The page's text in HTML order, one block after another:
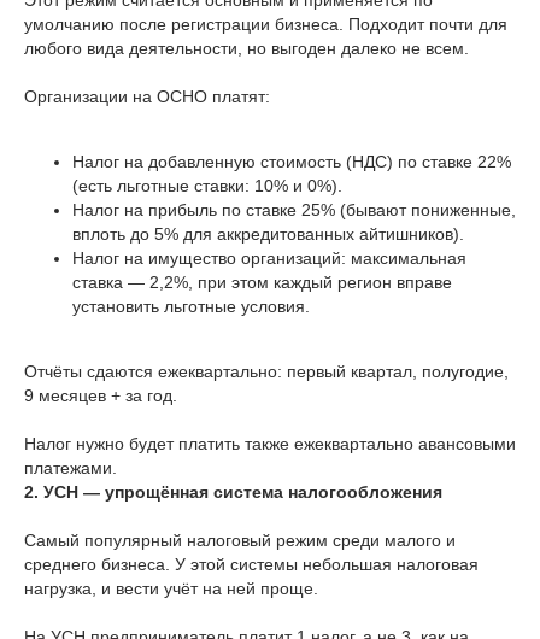
умолчанию после регистрации бизнеса. Подходит почти для
любого вида деятельности, но выгоден далеко не всем.
Организации на ОСНО платят:
Налог на добавленную стоимость (НДС) по ставке 22%
(есть льготные ставки: 10% и 0%).
Налог на прибыль по ставке 25% (бывают пониженные,
вплоть до 5% для аккредитованных айтишников).
Налог на имущество организаций: максимальная
ставка — 2,2%, при этом каждый регион вправе
установить льготные условия.
Отчёты сдаются ежеквартально: первый квартал, полугодие,
9 месяцев + за год.
Налог нужно будет платить также ежеквартально авансовыми
платежами.
2. УСН — упрощённая система налогообложения
Самый популярный налоговый режим среди малого и
среднего бизнеса. У этой системы небольшая налоговая
нагрузка, и вести учёт на ней проще.